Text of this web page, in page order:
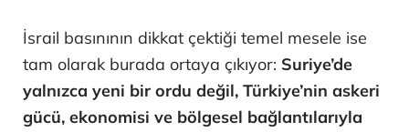
İsrail basınının dikkat çektiği temel mesele ise
tam olarak burada ortaya çıkıyor: Suriye’de
yalnızca yeni bir ordu değil, Türkiye’nin askeri
gücü, ekonomisi ve bölgesel bağlantılarıyla